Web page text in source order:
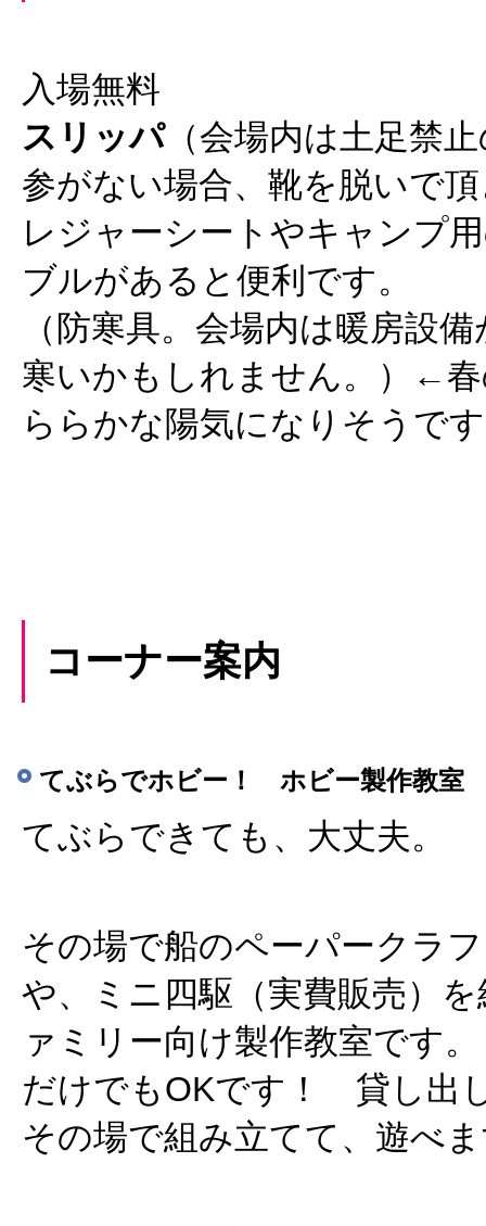
入場無料
スリッパ（会場内は土足禁
参がない場合、靴を脱いで
レジャーシートやキャンプ
ブルがあると便利です。
（防寒具。会場内は暖房設
寒いかもしれません。）←
ららかな陽気になりそうです
コーナー案内
てぶらでホビー！ ホビー製作教室
てぶらできても、大丈夫。
その場で船のペーパークラ
や、ミニ四駆（実費販売）
ァミリー向け製作教室です
だけでもOKです！ 貸し出
その場で組み立てて、遊べ